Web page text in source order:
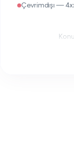
Çevrimdışı —